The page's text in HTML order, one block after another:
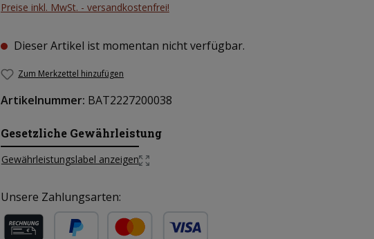
Preise inkl. MwSt. - versandkostenfrei!
Dieser Artikel ist momentan nicht verfügbar.
Zum Merkzettel hinzufügen
Artikelnummer: BAT2227200038
Gesetzliche Gewährleistung
Gewährleistungslabel anzeigen
Unsere Zahlungsarten: